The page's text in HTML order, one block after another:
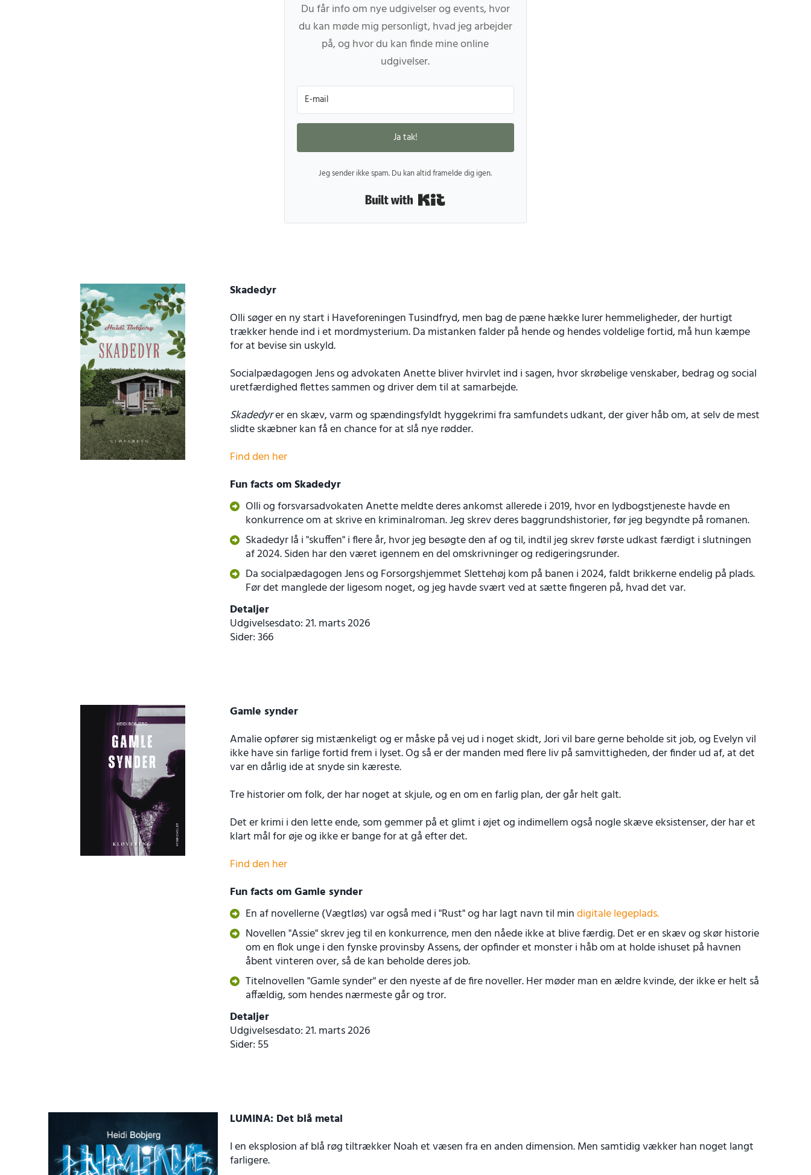
Du får info om nye udgivelser og events, hvor
du kan møde mig personligt, hvad jeg arbejder
på, og hvor du kan finde mine online
udgivelser.
Ja tak!
Jeg sender ikke spam. Du kan altid framelde dig igen.
Skadedyr
Olli søger en ny start i Haveforeningen Tusindfryd, men bag de pæne hække lurer hemmeligheder, der hurtigt
trækker hende ind i et mordmysterium. Da mistanken falder på hende og hendes voldelige fortid, må hun kæmpe
for at bevise sin uskyld.
Socialpædagogen Jens og advokaten Anette bliver hvirvlet ind i sagen, hvor skrøbelige venskaber, bedrag og social
uretfærdighed flettes sammen og driver dem til at samarbejde.
Skadedyrer en skæv, varm og spændingsfyldt hyggekrimi fra samfundets udkant, der giver håb om, at selv de mest
slidte skæbner kan få en chance for at slå nye rødder.
Find den her
Fun facts om Skadedyr
Olli og forsvarsadvokaten Anette meldte deres ankomst allerede i 2019, hvor en lydbogstjeneste havde en
konkurrence om at skrive en kriminalroman. Jeg skrev deres baggrundshistorier, før jeg begyndte på romanen.
Skadedyr lå i "skuffen" i flere år, hvor jeg besøgte den af og til, indtil jeg skrev første udkast færdigt i slutningen
af 2024. Siden har den været igennem en del omskrivninger og redigeringsrunder.
Da socialpædagogen Jens og Forsorgshjemmet Slettehøj kom på banen i 2024, faldt brikkerne endelig på plads.
Før det manglede der ligesom noget, og jeg havde svært ved at sætte fingeren på, hvad det var.
Detaljer
Udgivelsesdato: 21. marts 2026
Sider: 366
Gamle synder
Amalie opfører sig mistænkeligt og er måske på vej ud i noget skidt, Jori vil bare gerne beholde sit job, og Evelyn vil
ikke have sin farlige fortid frem i lyset. Og så er der manden med flere liv på samvittigheden, der finder ud af, at det
var en dårlig ide at snyde sin kæreste.
Tre historier om folk, der har noget at skjule, og en om en farlig plan, der går helt galt.
Det er krimi i den lette ende, som gemmer på et glimt i øjet og indimellem også nogle skæve eksistenser, der har et
klart mål for øje og ikke er bange for at gå efter det.
Find den her
Fun facts om Gamle synder
En af novellerne (Vægtløs) var også med i "Rust" og har lagt navn til mindigitale legeplads.
Novellen "Assie" skrev jeg til en konkurrence, men den nåede ikke at blive færdig. Det er en skæv og skør historie
om en flok unge i den fynske provinsby Assens, der opfinder et monster i håb om at holde ishuset på havnen
åbent vinteren over, så de kan beholde deres job.
Titelnovellen "Gamle synder" er den nyeste af de fire noveller. Her møder man en ældre kvinde, der ikke er helt så
affældig, som hendes nærmeste går og tror.
Detaljer
Udgivelsesdato: 21. marts 2026
Sider: 55
LUMINA: Det blå metal
I en eksplosion af blå røg tiltrækker Noah et væsen fra en anden dimension. Men samtidig vækker han noget langt
farligere.